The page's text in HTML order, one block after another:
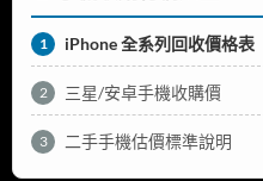
1 iPhone 全系列回收價格表
2 三星/安卓手機收購價
3 二手手機估價標準說明